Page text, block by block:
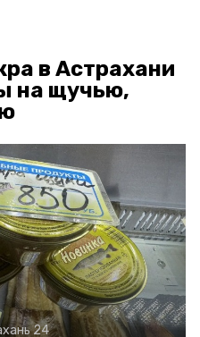
в Астрахани
на щучью,
24